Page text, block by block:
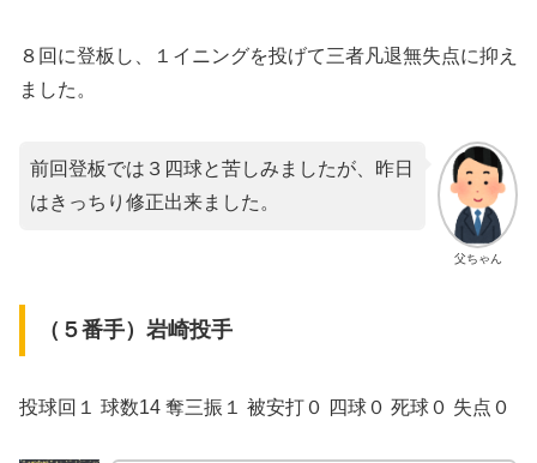
８回に登板し、１イニングを投げて三者凡退無失点に抑え
ました。
父ちゃん
前回登板では３四球と苦しみましたが、昨日
はきっちり修正出来ました。
（５番手）岩崎投手
投球回１ 球数14 奪三振１ 被安打０ 四球０ 死球０ 失点０